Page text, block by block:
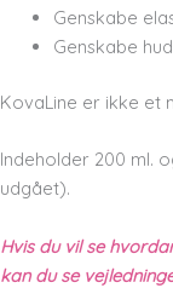
Genskabe
Genskabe
KovaLine er ikke et
Indeholder 200 ml.
udgået).
Hvis du vil se
kan du se